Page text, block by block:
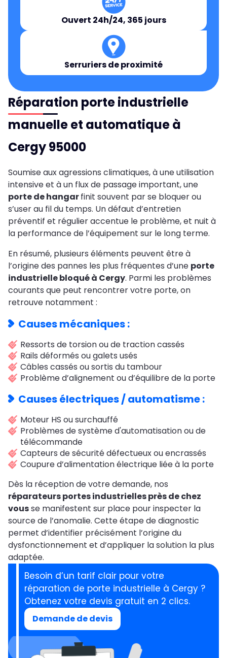
Ouvert 24h/24, 365 jours
Serruriers de proximité
Réparation porte industrielle
manuelle et automatique à
Cergy 95000
Soumise aux agressions climatiques, à une utilisation
intensive et à un flux de passage important, une
porte de hangarfinit souvent par se bloquer ou
s’user au fil du temps. Un défaut d’entretien
préventif et régulier accentue le problème, et nuit à
la performance de l’équipement sur le long terme.
En résumé, plusieurs éléments peuvent être à
l’origine des pannes les plus fréquentes d’une porte
industrielle bloqué à Cergy. Parmi les problèmes
courants que peut rencontrer votre porte, on
retrouve notamment :
Causes mécaniques :
Ressorts de torsion ou de traction cassés
Rails déformés ou galets usés
Câbles cassés ou sortis du tambour
Problème d’alignement ou d’équilibre de la porte
Causes électriques / automatisme :
Moteur HS ou surchauffé
Problèmes de système d'automatisation ou de
télécommande
Capteurs de sécurité défectueux ou encrassés
Coupure d’alimentation électrique liée à la porte
Dès la réception de votre demande, nos
réparateurs portes industrielles près de chez
vousse manifestent sur place pour inspecter la
source de l’anomalie. Cette étape de diagnostic
permet d’identifier précisément l’origine du
dysfonctionnement et d’appliquer la solution la plus
adaptée.
Besoin d’un tarif clair pour votre
réparation de porte industrielle à Cergy ?
Obtenez votre devis gratuit en 2 clics.
Demande de devis